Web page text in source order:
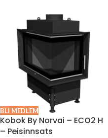
BLI MEDLEM
Kobok By Norvai – ECO2 H
– Peisinnsats